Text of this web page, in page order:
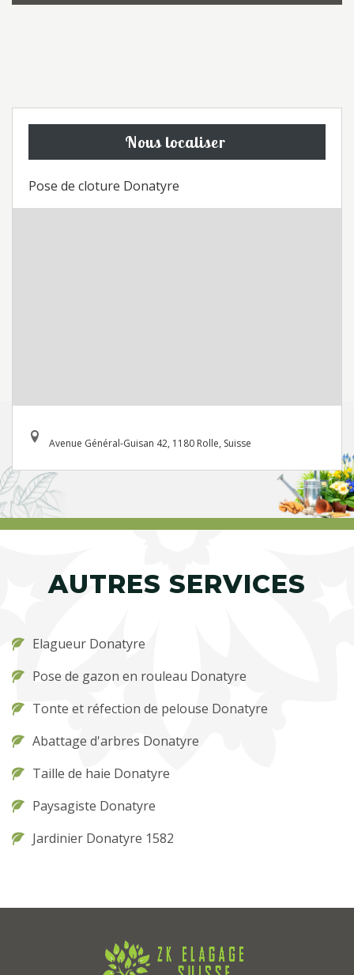
Nous localiser
Pose de cloture Donatyre
Avenue Général-Guisan 42, 1180 Rolle, Suisse
AUTRES SERVICES
Elagueur Donatyre
Pose de gazon en rouleau Donatyre
Tonte et réfection de pelouse Donatyre
Abattage d'arbres Donatyre
Taille de haie Donatyre
Paysagiste Donatyre
Jardinier Donatyre 1582